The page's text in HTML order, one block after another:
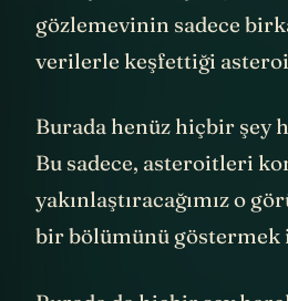
bilmiyorduk. Oysa şimdi
gözlemevinin sadece
Burada henüz hiçbir şey
Bu sadece, asteroitleri
yakınlaştıracağımız o